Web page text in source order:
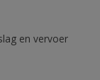
en vervoer